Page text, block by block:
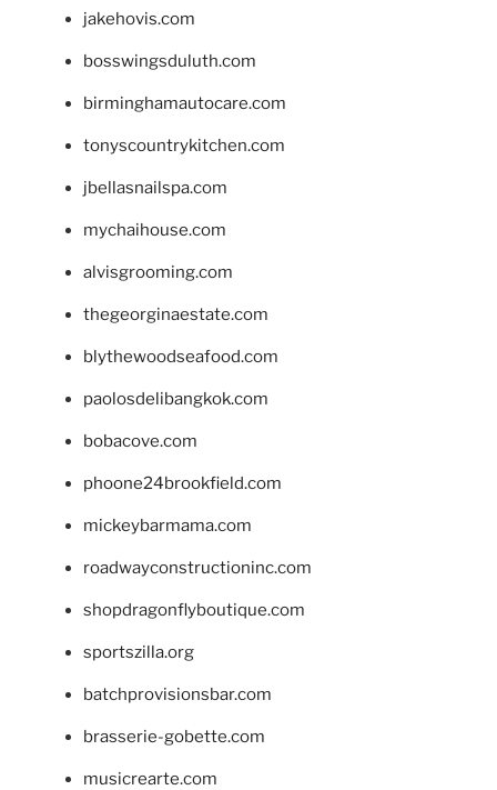
jakehovis.com
bosswingsduluth.com
birminghamautocare.com
tonyscountrykitchen.com
jbellasnailspa.com
mychaihouse.com
alvisgrooming.com
thegeorginaestate.com
blythewoodseafood.com
paolosdelibangkok.com
bobacove.com
phoone24brookfield.com
mickeybarmama.com
roadwayconstructioninc.com
shopdragonflyboutique.com
sportszilla.org
batchprovisionsbar.com
brasserie-gobette.com
musicrearte.com